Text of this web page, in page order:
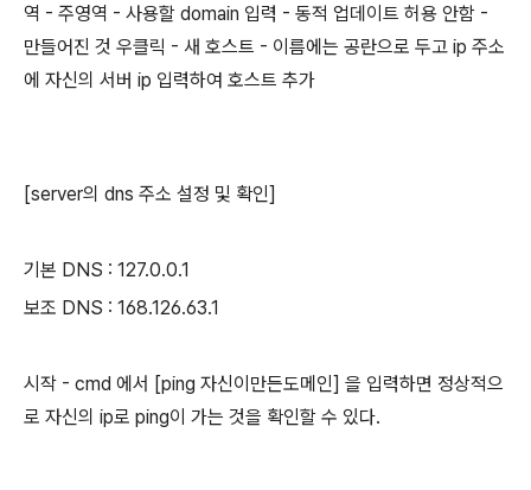
역 - 주영역 - 사용할 domain 입력 - 동적 업데이트 허용 안함 -
만들어진 것 우클릭 - 새 호스트 - 이름에는 공란으로 두고 ip 주소
에 자신의 서버 ip 입력하여 호스트 추가
[server의 dns 주소 설정 및 확인]
기본 DNS : 127.0.0.1
보조 DNS : 168.126.63.1
시작 - cmd 에서 [ping 자신이만든도메인] 을 입력하면 정상적으
로 자신의 ip로 ping이 가는 것을 확인할 수 있다.